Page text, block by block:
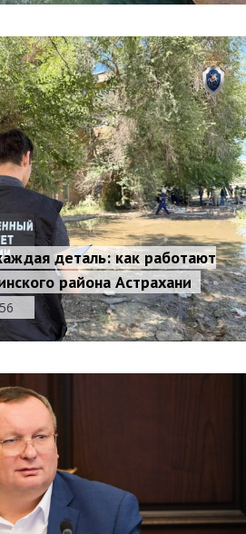
деталь: как работают
района Астрахани